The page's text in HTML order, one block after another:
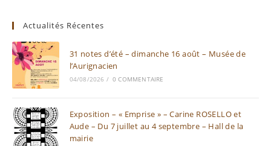
Actualités Récentes
31 notes d’été – dimanche 16 août – Musée de
l’Aurignacien
04/08/2026 / 0 COMMENTAIRE
Exposition – « Emprise » – Carine ROSELLO et
Aude – Du 7 juillet au 4 septembre – Hall de la
mairie